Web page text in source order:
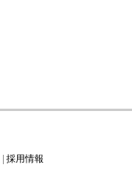
採用情報